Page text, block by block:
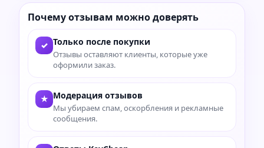
Почему отзывам можно доверять
✓ Только после покупки
Отзывы оставляют клиенты, которые уже
оформили заказ.
★ Модерация отзывов
Мы убираем спам, оскорбления и рекламные
сообщения.